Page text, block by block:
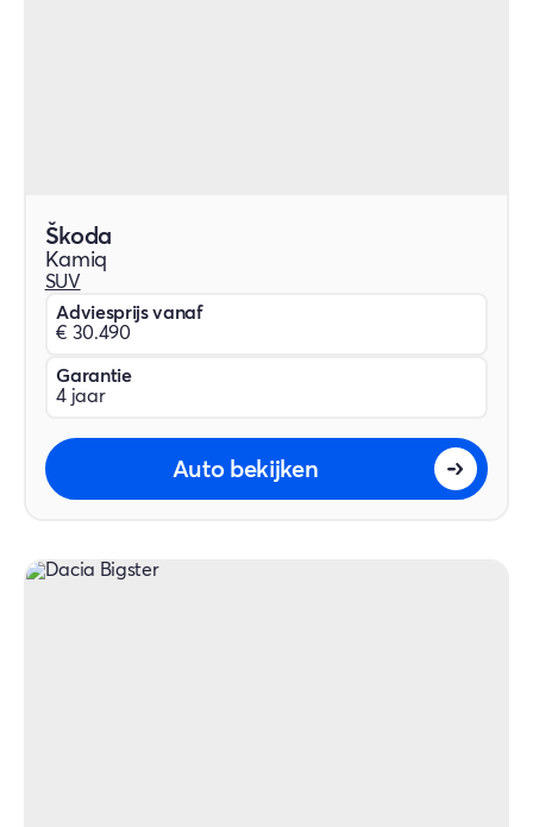
Škoda
Kamiq
SUV
Adviesprijs vanaf
€ 30.490
Garantie
4 jaar
Auto bekijken